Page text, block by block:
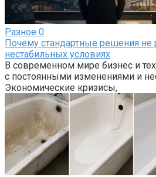
Разное 0
Почему стандартные решения не
нестабильных условиях
В современном мире бизнес и
с постоянными изменениями и
Экономические кризисы,